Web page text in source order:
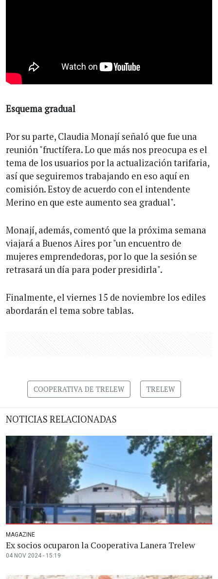
Esquema gradual
Por su parte, Claudia Monají señaló que fue una
reunión "fructífera. Lo que más nos preocupa es el
tema de los usuarios por la actualización tarifaria,
así que seguiremos trabajando en eso aquí en
comisión. Estoy de acuerdo con el intendente
Merino en que este aumento sea gradual".
Monají, además, comentó que la próxima semana
viajará a Buenos Aires por "un encuentro de
mujeres emprendedoras, por lo que la sesión se
retrasará un día para poder presidirla".
Finalmente, el viernes 15 de noviembre los ediles
abordarán el tema sobre tablas.
COOPERATIVA DE TRELEW TRELEW
NOTICIAS RELACIONADAS
MAGAZINE
Ex socios ocuparon la Cooperativa Lanera Trelew
04 NOV 2024 - 15:19